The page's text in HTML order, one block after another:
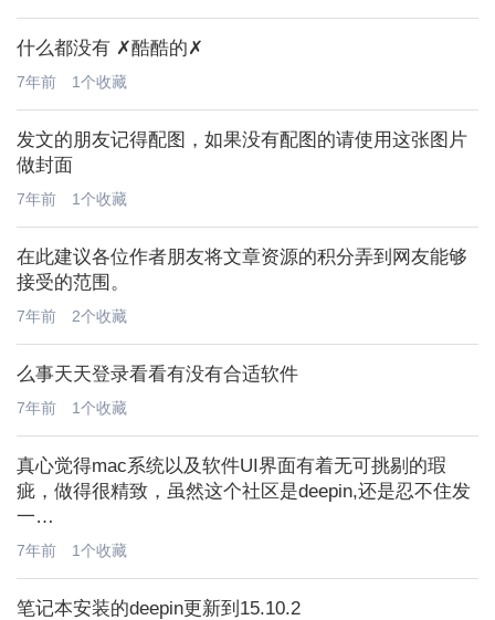
什么都没有 ✗酷酷的✗
7年前 1个收藏
发文的朋友记得配图，如果没有配图的请使用这张图片
做封面
7年前 1个收藏
在此建议各位作者朋友将文章资源的积分弄到网友能够
接受的范围。
7年前 2个收藏
么事天天登录看看有没有合适软件
7年前 1个收藏
真心觉得mac系统以及软件UI界面有着无可挑剔的瑕
疵，做得很精致，虽然这个社区是deepin,还是忍不住发
一…
7年前 1个收藏
笔记本安装的deepin更新到15.10.2
限。
6位以上
忘记密码？